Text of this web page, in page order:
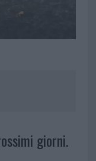
giorni.